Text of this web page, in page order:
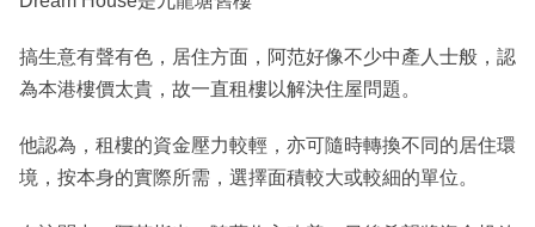
搞生意有聲有色，居住方面，阿范好像不少中產人士般，認
為本港樓價太貴，故一直租樓以解決住屋問題。
他認為，租樓的資金壓力較輕，亦可隨時轉換不同的居住環
境，按本身的實際所需，選擇面積較大或較細的單位。